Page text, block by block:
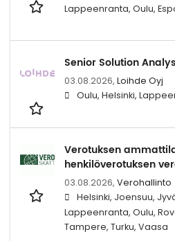
Lappeenranta, Oulu,
Senior Solution
03.08.2026, Loihde Oyj
Oulu, Helsinki,
Verotuksen
henkilöverotuksen
03.08.2026, Verohallinto
Helsinki, Joensuu,
Lappeenranta, Oulu,
Tampere, Turku, Vaasa